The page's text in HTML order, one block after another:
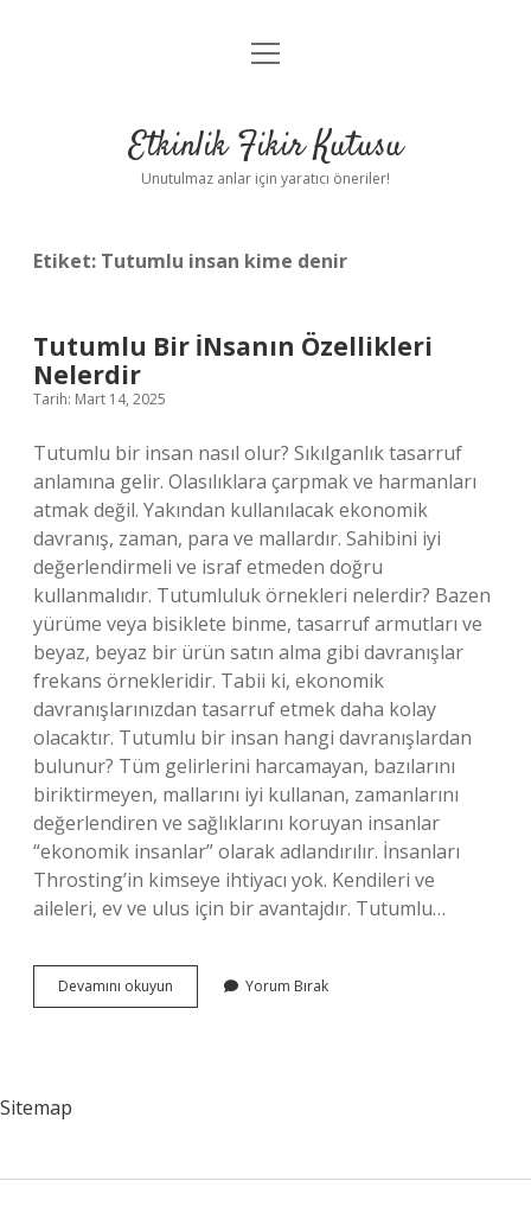
Anasayfa
Yasal Uyarı
menüyü
Etkinlik Fikir Kutusu
Unutulmaz anlar için yaratıcı öneriler!
Etiket: Tutumlu insan kime denir
Tutumlu Bir İNsanın Özellikleri
Nelerdir
Tarih: Mart 14, 2025
Tutumlu bir insan nasıl olur? Sıkılganlık tasarruf
anlamına gelir. Olasılıklara çarpmak ve harmanları
atmak değil. Yakından kullanılacak ekonomik
davranış, zaman, para ve mallardır. Sahibini iyi
değerlendirmeli ve israf etmeden doğru
kullanmalıdır. Tutumluluk örnekleri nelerdir? Bazen
yürüme veya bisiklete binme, tasarruf armutları ve
beyaz, beyaz bir ürün satın alma gibi davranışlar
frekans örnekleridir. Tabii ki, ekonomik
davranışlarınızdan tasarruf etmek daha kolay
olacaktır. Tutumlu bir insan hangi davranışlardan
bulunur? Tüm gelirlerini harcamayan, bazılarını
biriktirmeyen, mallarını iyi kullanan, zamanlarını
değerlendiren ve sağlıklarını koruyan insanlar
“ekonomik insanlar” olarak adlandırılır. İnsanları
Throsting’in kimseye ihtiyacı yok. Kendileri ve
aileleri, ev ve ulus için bir avantajdır. Tutumlu…
Devamını okuyun Tutumlu
Bir
Yorum Bırak
Sitemap